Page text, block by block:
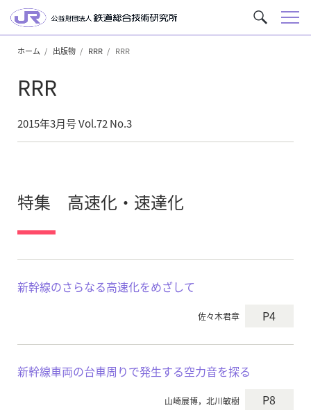
サ
イ
メ
ホーム 出版物 RRR RRR
RRR
2015年3月号 Vol.72 No.3
特集 高速化・速達化
新幹線のさらなる高速化をめざして
佐々木君章 P4
新幹線車両の台車周りで発生する空力音を探る
山崎展博，北川敏樹 P8